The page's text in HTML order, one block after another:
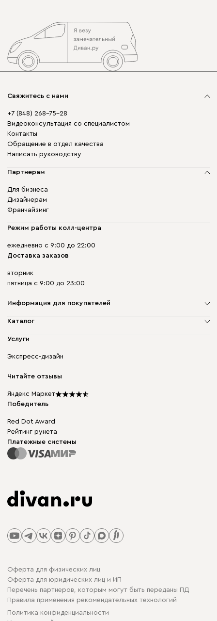
Свяжитесь с нами
+7 (848) 268-75-28
Видеоконсультация со специалистом
Контакты
Обращение в отдел качества
Написать руководству
Партнерам
Для бизнеса
Дизайнерам
Франчайзинг
Режим работы колл-центра
ежедневно с 9:00 до 22:00
Доставка заказов
вторник
пятница с 9:00 до 23:00
Информация для покупателей
О компании
Доставка и оплата
диван.клуб
Карьера
Подарочные сертификаты
Мы в прессе
Каталог
Мягкая мебель
Бескаркасная мебель
Столы и стулья
Услуги
Экспресс-дизайн
Читайте отзывы
Яндекс Маркет
Победитель
Red Dot Award
Рейтинг рунета
Платежные системы
Оферта для физических лиц
Оферта для юридических лиц и ИП
Перечень партнеров, которым могут быть переданы ПД
Правила применения рекомендательных технологий
Политика конфиденциальности